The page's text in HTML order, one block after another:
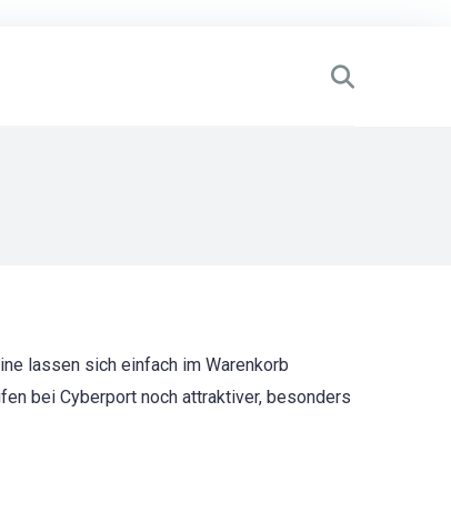
lassen sich einfach im Warenkorb
bei Cyberport noch attraktiver, besonders